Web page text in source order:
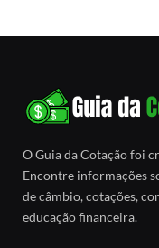
O Guia da Cotação foi
Encontre informações
de câmbio, cotações,
educação financeira.